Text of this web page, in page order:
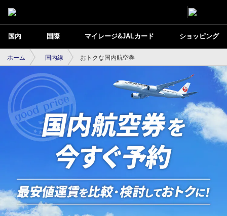
国内 国際 マイレージ&JALカード ショッピング
ホーム 国内線 おトクな国内航空券